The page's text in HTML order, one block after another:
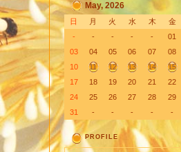
May, 2026
日 月 火 水 木 金
-
- - - - 01
03
04 05 06 07 08
10
11 12 13 14 15
17
18 19 20 21 22
24
25 26 27 28 29
31
- - - - -
PROFILE